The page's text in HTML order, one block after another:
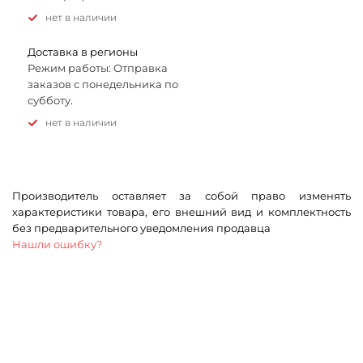
Нет в наличии
Доставка в регионы
Режим работы: Отправка
заказов с понедельника по
субботу.
Нет в наличии
Производитель оставляет за собой право изменять
характеристики товара, его внешний вид и комплектность
без предварительного уведомления продавца
Нашли ошибку?